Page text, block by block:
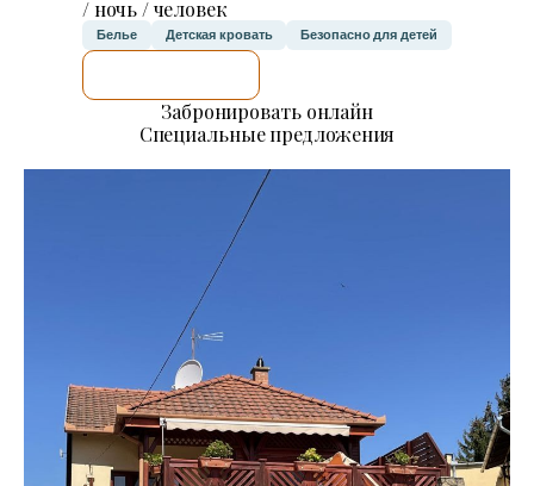
/ ночь / человек
Белье Детская кровать Безопасно для детей
Забронировать онлайн
Специальные предложения